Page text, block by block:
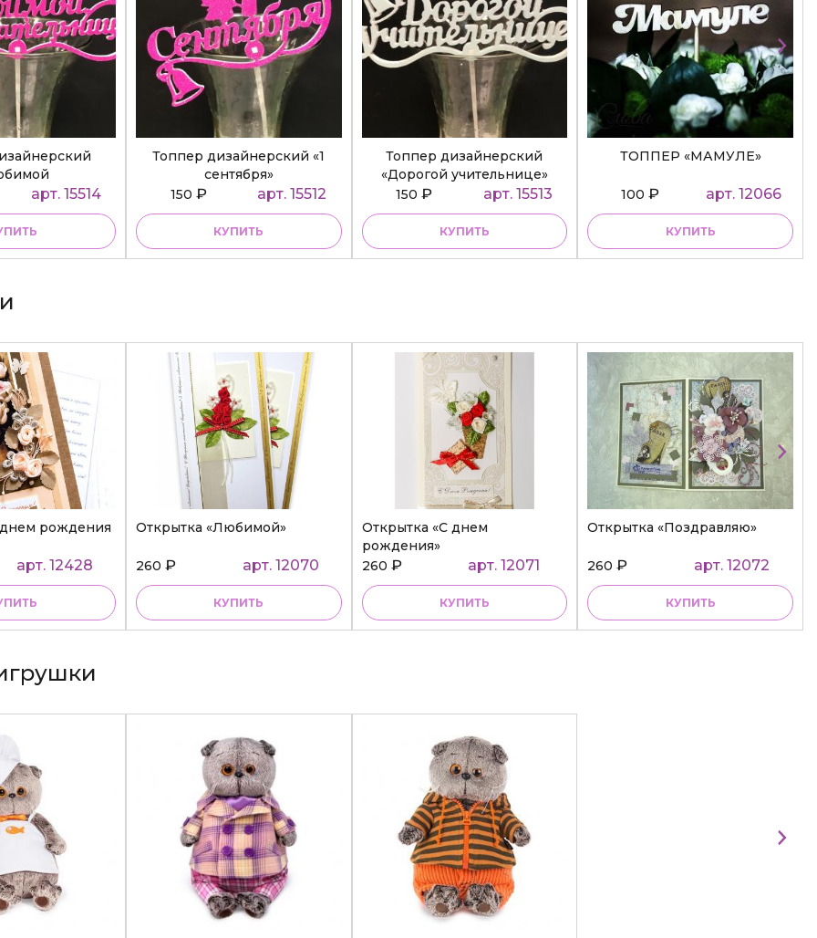
арт. 15514
Топпер дизайнерский «1
сентября»
150 ₽ арт. 15512
КУПИТЬ
Топпер дизайнерский
«Дорогой учительнице»
150₽ арт. 15513
КУПИТЬ
ТОППЕР «МАМУЛЕ»
100₽ арт. 12066
КУПИТЬ
рождения
арт. 12428
Открытка «Любимой»
260 ₽ арт. 12070
КУПИТЬ
Открытка «С днем
рождения»
260 ₽ арт. 12071
КУПИТЬ
Открытка «Поздравляю»
260₽ арт. 12072
КУПИТЬ